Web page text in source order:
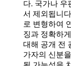
다. 국가나 우
서 제외됩니
로 변형하여
징과 정확하
대해 공개 전
가자의 신분